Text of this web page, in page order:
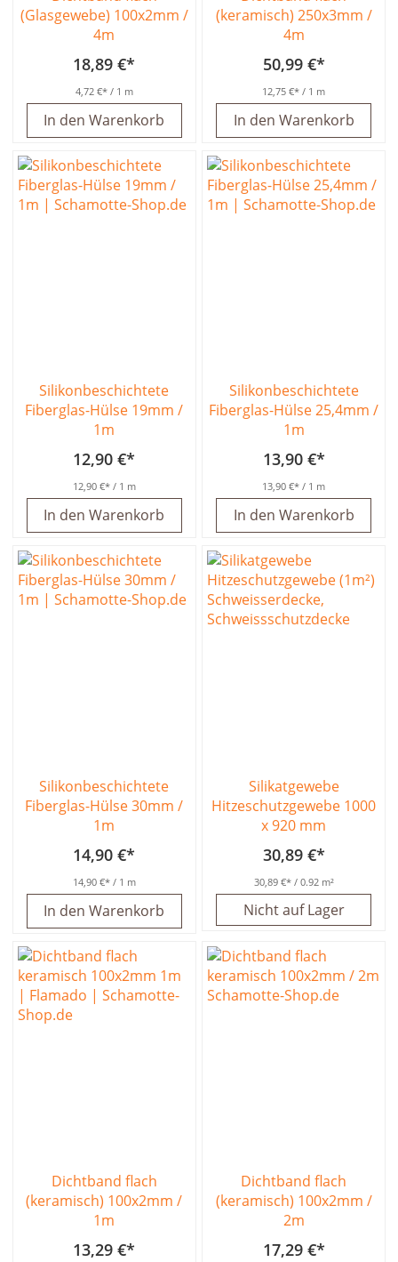
(Glasgewebe) 100x2mm /
4m
18,89 €
4,72 € / 1 m
In den Warenkorb
(keramisch) 250x3mm /
4m
50,99 €
12,75 € / 1 m
In den Warenkorb
Silikonbeschichtete
Fiberglas-Hülse 19mm /
1m
12,90 €
12,90 € / 1 m
In den Warenkorb
Silikonbeschichtete
Fiberglas-Hülse 25,4mm /
1m
13,90 €
13,90 € / 1 m
In den Warenkorb
Silikonbeschichtete
Fiberglas-Hülse 30mm /
1m
14,90 €
14,90 € / 1 m
In den Warenkorb
Silikatgewebe
Hitzeschutzgewebe 1000
x 920 mm
30,89 €
30,89 € / 0.92 m²
Nicht auf Lager
Dichtband flach
(keramisch) 100x2mm /
1m
13,29 €
Dichtband flach
(keramisch) 100x2mm /
2m
17,29 €